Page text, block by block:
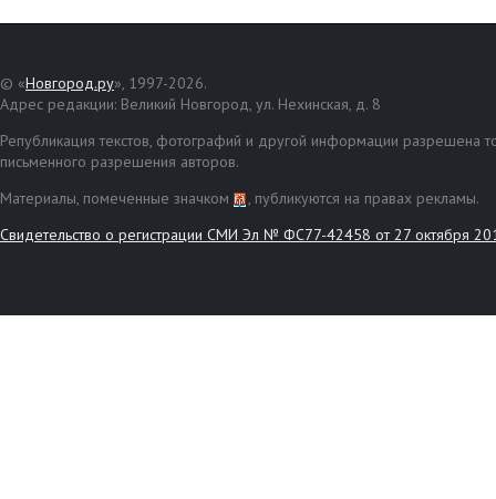
© «Новгород.ру», 1997-2026.
Адрес редакции: Великий Новгород, ул. Нехинская, д. 8
Републикация текстов, фотографий и другой информации разрешена
письменного разрешения авторов.
Материалы, помеченные значком
, публикуются на правах рекламы.
Свидетельство о регистрации СМИ Эл № ФС77-42458 от 27 октября